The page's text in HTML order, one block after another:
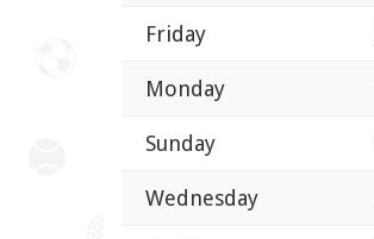
Friday
Monday
Sunday
Wednesday